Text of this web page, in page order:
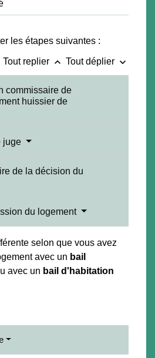
les étapes suivantes :
Tout replier keyboard_arrow_up Tout déplier keyboard_arrow_down
commissaire de
huissier de
juge
de la décision du
du logement
selon que vous avez
avec un bail
avec un bail d'habitation